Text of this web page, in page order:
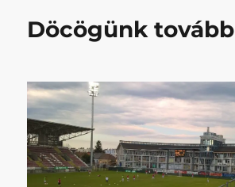
Döcögünk tovább